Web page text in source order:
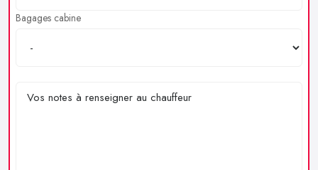
Bagages cabine